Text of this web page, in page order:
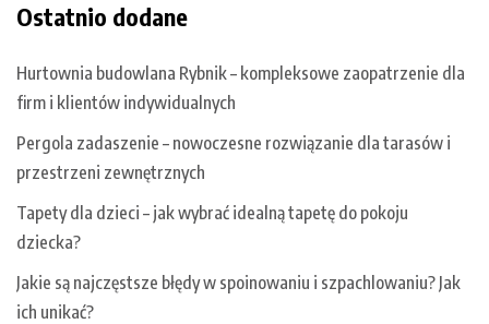
Ostatnio dodane
Hurtownia budowlana Rybnik – kompleksowe zaopatrzenie dla
firm i klientów indywidualnych
Pergola zadaszenie – nowoczesne rozwiązanie dla tarasów i
przestrzeni zewnętrznych
Tapety dla dzieci – jak wybrać idealną tapetę do pokoju
dziecka?
Jakie są najczęstsze błędy w spoinowaniu i szpachlowaniu? Jak
ich unikać?